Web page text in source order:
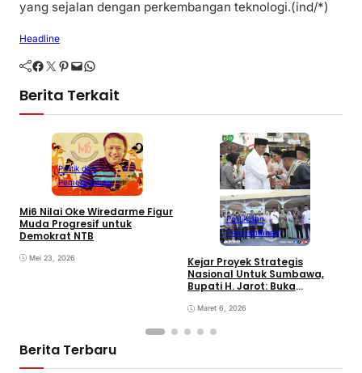
yang sejalan dengan perkembangan teknologi.(ind/*)
Headline
Facebook Twitter Pinterest Mail WhatsApp
Berita Terkait
Politik dan
Pemerintahan
Mi6 Nilai Oke Wiredarme Figur
Muda Progresif untuk
Demokrat NTB
Mei 23, 2026
Politik dan
Pemerintahan
Kejar Proyek Strategis
Nasional Untuk Sumbawa,
Bupati H. Jarot: Buka
Tingkatkan Perekonomian
Maret 6, 2026
Berita Terbaru